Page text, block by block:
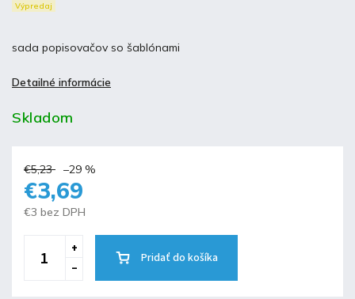
Výpredaj
sada popisovačov so šablónami
Detailné informácie
Skladom
€5,23 –29 %
€3,69
€3 bez DPH
Pridať do košíka